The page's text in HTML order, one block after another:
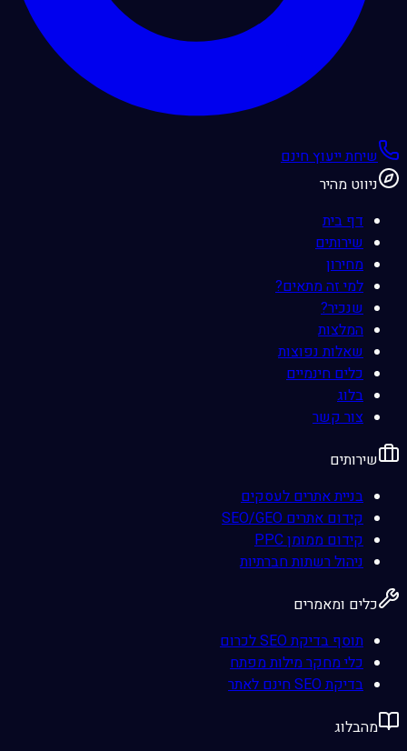
שיחת ייעוץ חינם
ניווט מהיר
דף בית
שירותים
מחירון
למי זה מתאים?
שנכיר?
המלצות
שאלות נפוצות
כלים חינמיים
בלוג
צור קשר
שירותים
בניית אתרים לעסקים
קידום אתרים SEO/GEO
קידום ממומן PPC
ניהול רשתות חברתיות
כלים ומאמרים
תוסף בדיקת SEO לכרום
כלי מחקר מילות מפתח
בדיקת SEO חינם לאתר
מהבלוג